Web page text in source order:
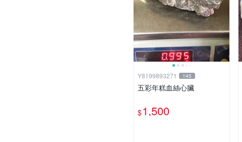
Y8199893271 145
五彩年糕血絲心臟
$1,500